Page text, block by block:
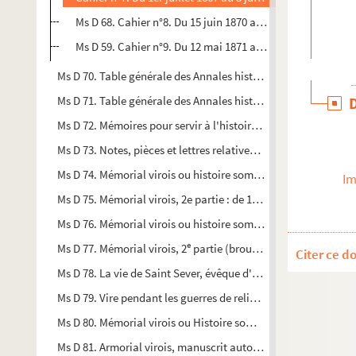
Ms D 68. Cahier n°8. Du 15 juin 1870 au 1er mai 1871
Ms D 59. Cahier n°9. Du 12 mai 1871 au 2 septembre 1879
Ms D 70. Table générale des Annales historiques de Vire et
Ms D 71. Table générale des Annales historiques de Vire de
Ms D 72. Mémoires pour servir à l'histoire de la ville de Vire
Ms D 73. Notes, pièces et lettres relatives à l'Histoire de Vire
Ms D 74. Mémorial virois ou histoire sommaire de Vire
Ms D 75. Mémorial virois, 2e partie : de 1789 à 1815, par C. A.
Ms D 76. Mémorial virois ou histoire sommaire de Vire
Ms D 77. Mémorial virois, 2e partie (brouillon), par C. A. Seguin
Ms D 78. La vie de Saint Sever, évêque d'Avranches et
Ms D 79. Vire pendant les guerres de religion du XVI
Ms D 80. Mémorial virois ou Histoire sommaire de Vire
Ms D 81. Armorial virois, manuscrit autographe par Hippolyte
Citer ce